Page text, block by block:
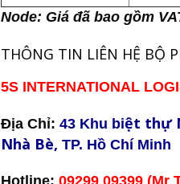
Node: Giá đã bao gồm
THÔNG TIN LIÊN HỆ BỘ
5S INTERNATIONAL
Địa Chỉ: 43 Khu biệt thự
Nhà Bè, TP. Hồ Chí Minh
Hotline: 09299 09399 (Mr